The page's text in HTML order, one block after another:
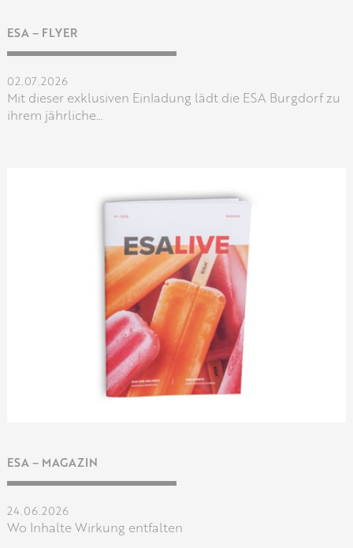
ESA – FLYER
02.07.2026
Mit dieser exklusiven Einladung lädt die ESA Burgdorf zu
ihrem jährliche…
ESA – MAGAZIN
24.06.2026
Wo Inhalte Wirkung entfalten